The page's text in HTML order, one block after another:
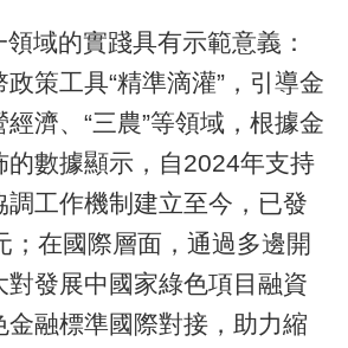
域的實踐具有示範意義：
策工具“精準滴灌”，引導金
濟、“三農”等領域，根據金
的數據顯示，自2024年支持
調工作機制建立至今，已發
；在國際層面，通過多邊開
對發展中國家綠色項目融資
金融標準國際對接，助力縮